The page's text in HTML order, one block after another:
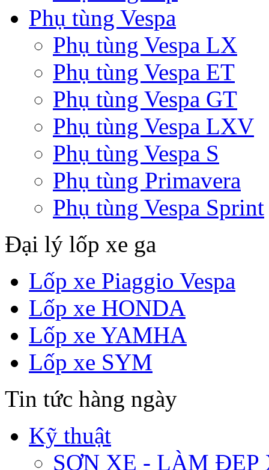
Phụ tùng Vespa
Phụ tùng Vespa LX
Phụ tùng Vespa ET
Phụ tùng Vespa GT
Phụ tùng Vespa LXV
Phụ tùng Vespa S
Phụ tùng Primavera
Phụ tùng Vespa Sprint
Đại lý lốp xe ga
Lốp xe Piaggio Vespa
Lốp xe HONDA
Lốp xe YAMHA
Lốp xe SYM
Tin tức hàng ngày
Kỹ thuật
SƠN XE - LÀM ĐẸP